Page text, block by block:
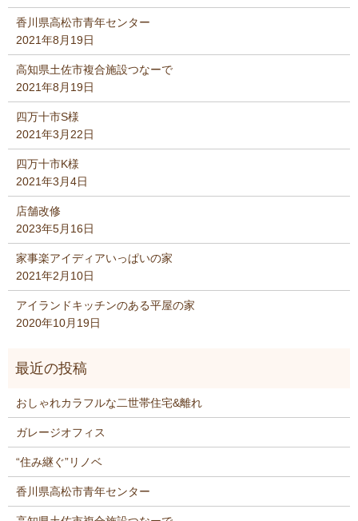
香川県高松市青年センター
2021年8月19日
高知県土佐市複合施設つなーで
2021年8月19日
四万十市S様
2021年3月22日
四万十市K様
2021年3月4日
店舗改修
2023年5月16日
家事楽アイディアいっぱいの家
2021年2月10日
アイランドキッチンのある平屋の家
2020年10月19日
おしゃれカラフルな二世帯住宅&離れ
ガレージオフィス
“住み継ぐ”リノベ
香川県高松市青年センター